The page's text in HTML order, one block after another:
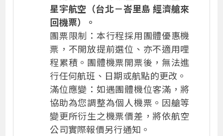
星宇航空（台北－峇里島 經濟艙來
回機票）。
團票限制：本行程採用團體優惠機
票，不開放提前選位、亦不適用哩
程累積。團體機票開票後，無法進
行任何航班、日期或航點的更改。
滿位應變：如遇團體機位客滿，將
協助為您調整為個人機票。因艙等
變更所衍生之機票價差，將依航空
公司實際報價另行通知。